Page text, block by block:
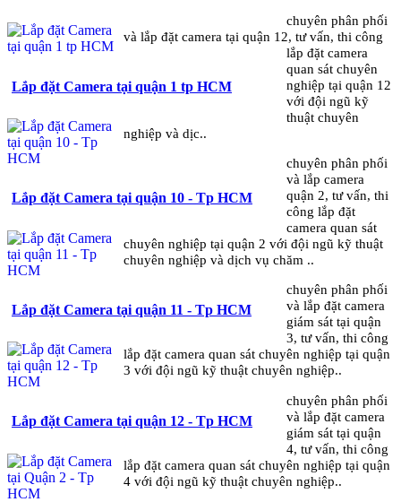
Lắp đặt Camera tại quận 1 tp HCM
Lắp đặt Camera tại quận 10 - Tp HCM
Lắp đặt Camera tại quận 11 - Tp HCM
Lắp đặt Camera tại quận 12 - Tp HCM
chuyên phân phối
và lắp đặt camera tại quận 12, tư vấn, thi công
lắp đặt camera
quan sát chuyên
nghiệp tại quận 12
với đội ngũ kỹ
thuật chuyên
nghiệp và dịc..
chuyên phân phối
và lắp camera
quận 2, tư vấn, thi
công lắp đặt
camera quan sát
chuyên nghiệp tại quận 2 với đội ngũ kỹ thuật
chuyên nghiệp và dịch vụ chăm ..
chuyên phân phối
và lắp đặt camera
giám sát tại quận
3, tư vấn, thi công
lắp đặt camera quan sát chuyên nghiệp tại quận
3 với đội ngũ kỹ thuật chuyên nghiệp..
chuyên phân phối
và lắp đặt camera
giám sát tại quận
4, tư vấn, thi công
lắp đặt camera quan sát chuyên nghiệp tại quận
4 với đội ngũ kỹ thuật chuyên nghiệp..